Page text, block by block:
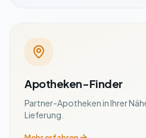
Apotheken-Finder
Partner-Apotheken in Ihrer
Lieferung.